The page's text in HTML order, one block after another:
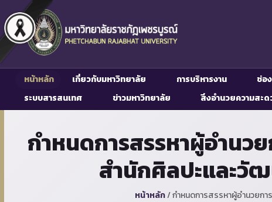
หน้าหลัก เกี่ยวกับมหาวิทยาลัย การบริหารงาน ช่อ
ระบบสารสนเทศ
ข่าวมหาวิทยาลัย สิ่งอำนวยความสะด
กำหนดการสรรหาผู้อำนว
สำนักศิลปะและวั
หน้าหลัก/กำหนดการสรรหาผู้อำนวยก